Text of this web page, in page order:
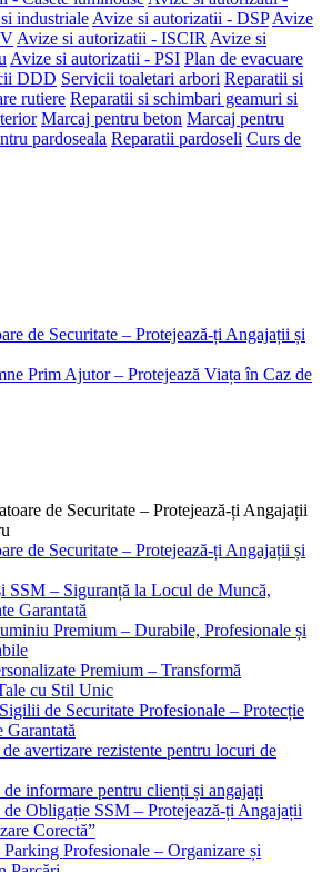
industriale Avize si autorizatii - DSP Avize
Avize si autorizatii - ISCIR Avize si
Avize si autorizatii - PSI Plan de evacuare
DDD Servicii toaletari arbori Reparatii si
rutiere Reparatii si schimbari geamuri si
Marcaj pentru beton Marcaj pentru
pardoseala Reparatii pardoseli Curs de
de Securitate – Protejează-ți Angajații și
Prim Ajutor – Protejează Viața în Caz de
de Securitate – Protejează-ți Angajații și
SSM – Siguranță la Locul de Muncă,
Garantată
Premium – Durabile, Profesionale și
Premium – Transformă
cu Stil Unic
de Securitate Profesionale – Protecție
Garantată
avertizare rezistente pentru locuri de
informare pentru clienți și angajați
de Obligație SSM – Protejează-ți Angajații
Corectă”
Profesionale – Organizare și